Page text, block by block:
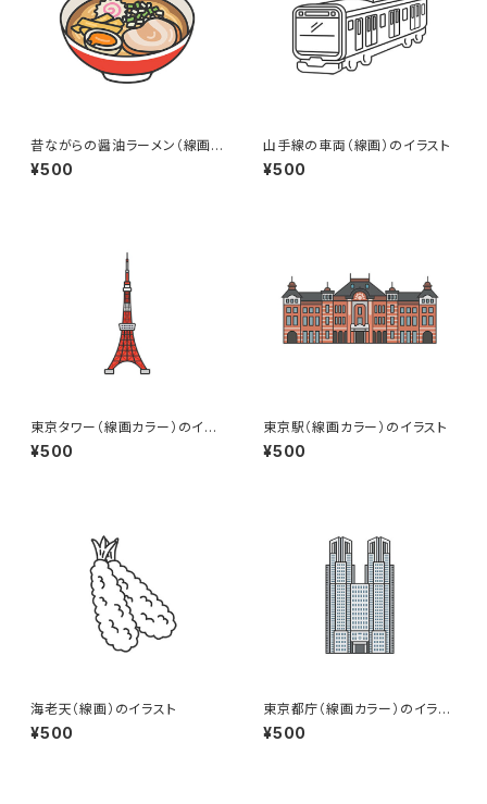
昔ながらの醤油ラーメン（線画カ
ラー）のイラスト
¥500
山手線の車両（線画）のイラスト
¥500
東京タワー（線画カラー）のイラ
スト
¥500
東京駅（線画カラー）のイラスト
¥500
海老天（線画）のイラスト
¥500
東京都庁（線画カラー）のイラス
ト
¥500